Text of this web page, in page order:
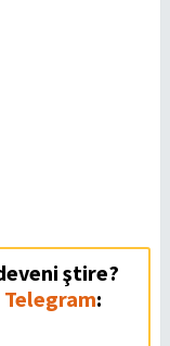
ştire?
Telegram: